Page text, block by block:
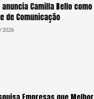
anuncia Camilla Bello como
de Comunicação
2026